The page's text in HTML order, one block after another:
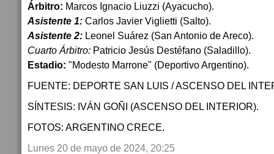
Árbitro: Marcos Ignacio Liuzzi (Ayacucho).
Asistente 1: Carlos Javier Viglietti (Salto).
Asistente 2: Leonel Suárez (San Antonio de Areco).
Cuarto Árbitro: Patricio Jesús Destéfano (Saladillo).
Estadio: "Modesto Marrone" (Deportivo Argentino).
FUENTE: DEPORTE SAN LUIS / ASCENSO DEL
SÍNTESIS: IVÁN GOÑI (ASCENSO DEL INTERIOR).
FOTOS: ARGENTINO CRECE.
Lunes 20 de mayo de 2024, 20:25